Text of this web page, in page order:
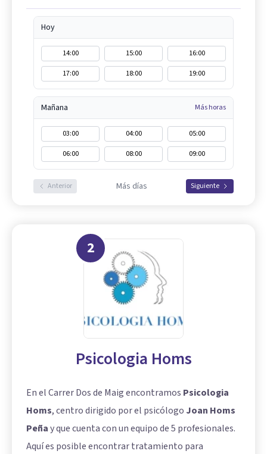
Hoy
14:00 15:00
16:00
17:00
18:00 19:00
Mañana Más horas
03:00 04:00
05:00
06:00
08:00 09:00
Anterior Más días Siguiente
2
Psicologia Homs
En el Carrer Dos de Maig encontramos Psicologia
Homs, centro dirigido por el psicólogo Joan Homs
Peñay que cuenta con un equipo de 5 profesionales.
Aquí es posible encontrar tratamiento para